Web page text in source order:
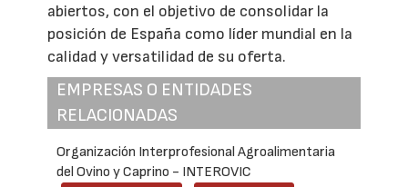
abiertos, con el objetivo de consolidar la
posición de España como líder mundial en la
calidad y versatilidad de su oferta.
EMPRESAS O ENTIDADES
RELACIONADAS
Organización Interprofesional Agroalimentaria
del Ovino y Caprino - INTEROVIC